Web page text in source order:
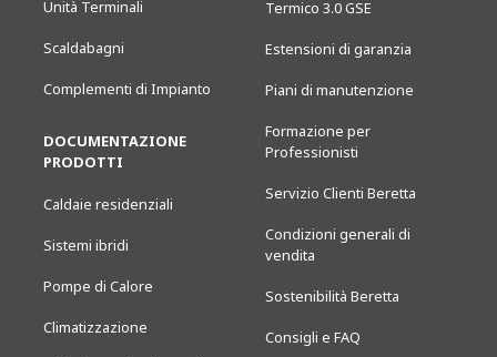
Unità Terminali
Scaldabagni
Complementi di Impianto
DOCUMENTAZIONE
PRODOTTI
Caldaie residenziali
Sistemi ibridi
Pompe di Calore
Climatizzazione
Termico 3.0 GSE
Estensioni di garanzia
Piani di manutenzione
Formazione per
Professionisti
Servizio Clienti Beretta
Condizioni generali di
vendita
Sostenibilità Beretta
Consigli e FAQ